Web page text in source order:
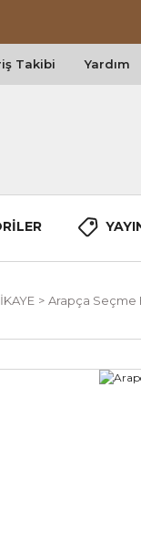
Takibi Yardım
Arapça Seçme